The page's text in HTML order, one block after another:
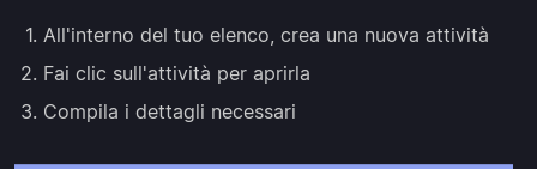
All'interno del tuo elenco, crea una nuova attività
Fai clic sull'attività per aprirla
Compila i dettagli necessari